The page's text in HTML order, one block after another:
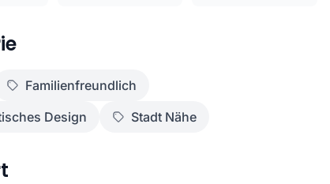
Familienfreundlich
Design
Stadt Nähe